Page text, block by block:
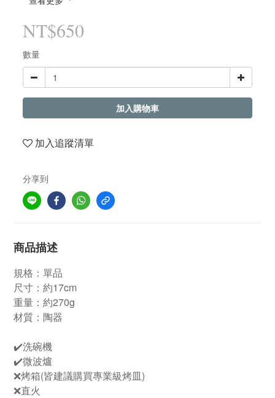
NT$650
數量
加入購物車
加入追蹤清單
分享到
商品描述
規格：單品
尺寸：約17cm
重量：約270g
材質：陶器
✔️洗碗機
✔️微波爐
❌烤箱(皆建議購買專業級烤皿)
❌直火